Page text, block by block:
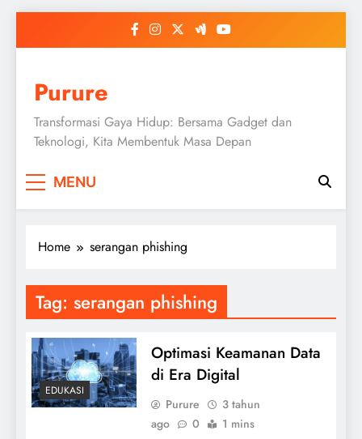
Purure
Transformasi Gaya Hidup: Bersama Gadget dan
Teknologi, Kita Membentuk Masa Depan
MENU
Home serangan phishing
Tag: serangan phishing
EDUKASI
Optimasi Keamanan Data
di Era Digital
Purure
3 tahun
ago
0 1 mins